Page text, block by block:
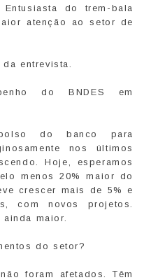
do trem-bala
atenção ao setor de
entrevista.
do BNDES em
do banco para
nos últimos
Hoje, esperamos
menos 20% maior do
crescer mais de 5% e
com novos projetos.
maior.
do setor?
foram afetados. Têm